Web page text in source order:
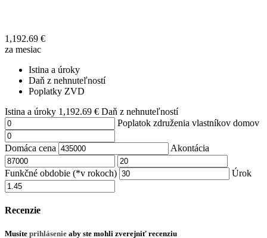
1,192.69 €
za mesiac
Istina a úroky
Daň z nehnuteľností
Poplatky ZVD
Istina a úroky 1,192.69 € Daň z nehnuteľností
Poplatok združenia vlastníkov domov
Domáca cena Akontácia
Funkčné obdobie (*v rokoch) Úrok
Recenzie
Musíte prihlásenie aby ste mohli zverejniť recenziu